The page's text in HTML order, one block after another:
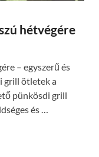
hétvégére
– egyszerű és
grill ötletek a
pünkösdi grill
és …